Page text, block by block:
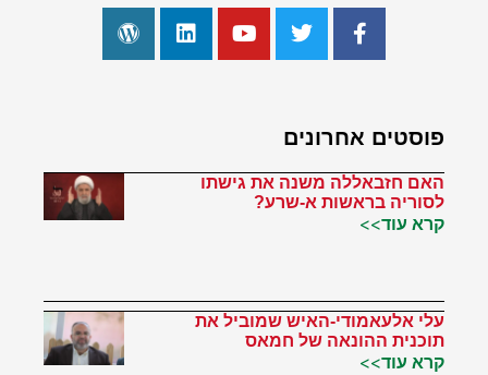
פוסטים אחרונים
האם חזבאללה משנה את גישתו
לסוריה בראשות א-שרע?
קרא עוד>>
עלי אלעאמודי-האיש שמוביל את
תוכנית ההונאה של חמאס
קרא עוד>>